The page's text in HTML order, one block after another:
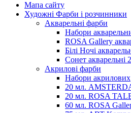
Мапа сайту
Художні Фарби і розчинники
Акварельні фарби
Набори
ROSA Gallery
Білі Ночі
Сонет акварельні
Акрилові фарби
Набори акрилових
20 мл.
20 мл. ROSA
60 мл. ROSA